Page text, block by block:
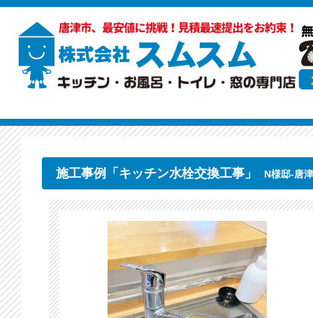
施工事例「キッチン水栓交換工事」 N様邸-唐